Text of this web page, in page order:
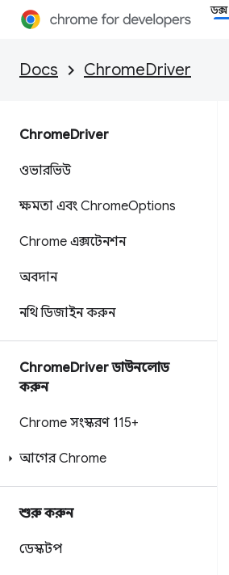
ডক্স
Docs ChromeDriver
ChromeDriver
ওভারভিউ
ক্ষমতা এবং ChromeOptions
Chrome এক্সটেনশন
অবদান
নথি ডিজাইন করুন
ChromeDriver ডাউনলোড
করুন
Chrome সংস্করণ 115+
আগের Chrome
শুরু করুন
ডেস্কটপ